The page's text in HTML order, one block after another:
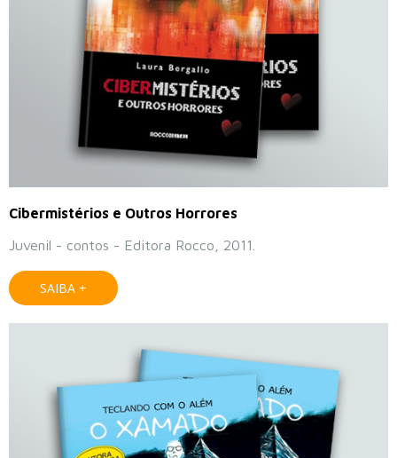
Cibermistérios e Outros Horrores
Juvenil - contos - Editora Rocco, 2011.
SAIBA +